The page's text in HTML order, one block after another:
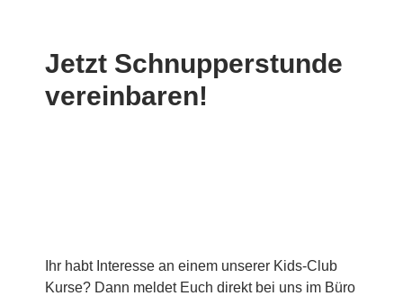
Jetzt Schnupperstunde
vereinbaren!
Ihr habt Interesse an einem unserer Kids-Club
Kurse? Dann meldet Euch direkt bei uns im Büro